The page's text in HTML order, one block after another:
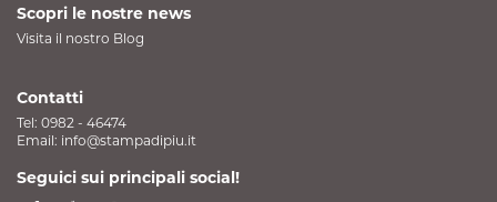
Scopri le nostre news
Visita il nostro Blog
Contatti
Tel: 0982 - 46474
Email: info@stampadipiu.it
Seguici sui principali social!